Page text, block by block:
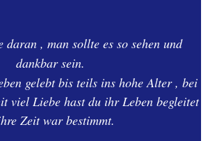
daran , man sollte es so sehen und
dankbar sein.
gelebt bis teils ins hohe Alter , bei
viel Liebe hast du ihr Leben begleitet
Zeit war bestimmt.